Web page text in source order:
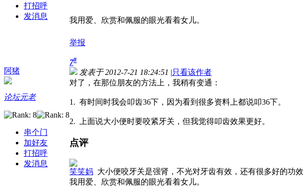
打招呼
发消息
我用爱、欣赏和佩服的眼光看着女儿。
举报
阿猪
论坛元老
串个门
加好友
打招呼
发消息
7#
发表于 2012-7-21 18:24:51 |只看该作者
对了，在那位朋友的方法上，我稍有变通：
1. 有时间时我会叩齿36下，因为看到很多资料上都说叩36下。
2. 上面说大小便时要咬紧牙关，但我觉得叩齿效果更好。
点评
笑笑妈 大小便咬牙关是强肾，不光对牙齿有效，还有很多好的功效
我用爱、欣赏和佩服的眼光看着女儿。